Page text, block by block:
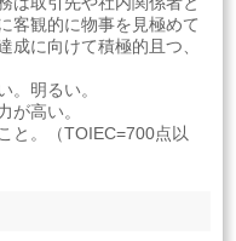
客観的に物事を見極めて
成に向けて積極的且つ、
。明るい。
が高い。
と。（TOIEC=700点以